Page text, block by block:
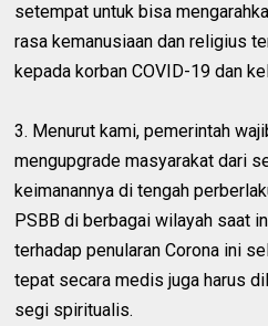
setempat untuk bisa
rasa kemanusiaan dan religius
kepada korban COVID-19 dan
3. Menurut kami, pemerintah
mengupgrade masyarakat dari
keimanannya di tengah
PSBB di berbagai wilayah saat
terhadap penularan Corona ini
tepat secara medis juga harus
segi spiritualis.